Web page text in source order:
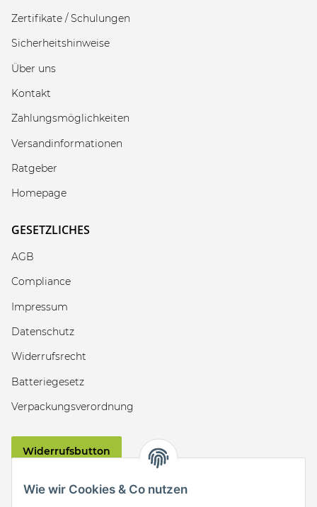
Wie wir Cookies & Co nutzen
Zertifikate / Schulungen
Sicherheitshinweise
Über uns
Kontakt
Zahlungsmöglichkeiten
Versandinformationen
Ratgeber
Homepage
GESETZLICHES
AGB
Compliance
Impressum
Datenschutz
Widerrufsrecht
Batteriegesetz
Verpackungsverordnung
Widerrufsbutton